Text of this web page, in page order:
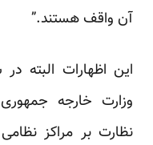
آن واقف هستند.”
این اظهارات البته
وزارت خارجه
نظارت بر مراکز